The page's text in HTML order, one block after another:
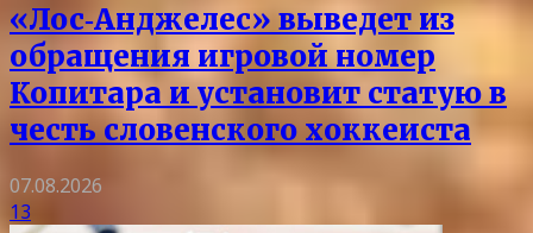
«Лос‑Анджелес» выведет из
обращения игровой номер
Копитара и установит статую в
честь словенского хоккеиста
07.08.2026
13